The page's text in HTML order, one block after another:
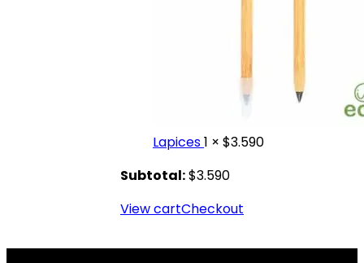
Lapices1 × $3.590
Subtotal:$3.590
View cartCheckout